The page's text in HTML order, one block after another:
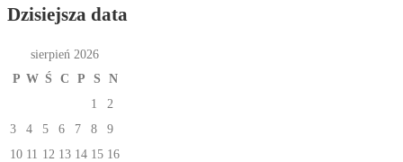
Dzisiejsza data
sierpień 2026
P W Ś C P S
N
1
2
3
4 5 6 7 8
9
10 11 12 13 14 15 16